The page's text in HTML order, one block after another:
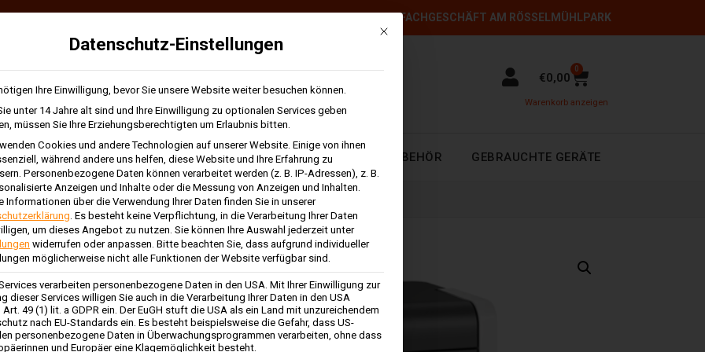
DAS FACHGESCHÄFT AM RÖSSELMÜHLPARK
€0,00
0
Warenkorb anzeigen
HERDE + HEIZGERÄTE WINTER REINIGUNGSBEDARF + ZUBEHÖR GEBRAUCHTE GERÄTE
Ofen Haas + Sohn Aqua Trento easy
+
Hier liegt sie
Mit diesem Button wird der Dialog geschlossen. Seine Funktionalität
Datenschutz-Einstellungen
Ihre Einwilligung, bevor Sie unsere Website weiter besuchen können.
unter 14 Jahre alt sind und Ihre Einwilligung zu optionalen Services geben
müssen Sie Ihre Erziehungsberechtigten um Erlaubnis bitten.
Cookies und andere Technologien auf unserer Website. Einige von ihnen
während andere uns helfen, diese Website und Ihre Erfahrung zu
Personenbezogene Daten können verarbeitet werden (z. B. IP-Adressen), z. B.
Anzeigen und Inhalte oder die Messung von Anzeigen und Inhalten.
Informationen über die Verwendung Ihrer Daten finden Sie in unserer
. Es besteht keine Verpflichtung, in die Verarbeitung Ihrer Daten
um dieses Angebot zu nutzen. Sie können Ihre Auswahl jederzeit unter
widerrufen oder anpassen. Bitte beachten Sie, dass aufgrund individueller
möglicherweise nicht alle Funktionen der Website verfügbar sind.
verarbeiten personenbezogene Daten in den USA. Mit Ihrer Einwilligung zur
dieser Services willigen Sie auch in die Verarbeitung Ihrer Daten in den USA
49 (1) lit. a GDPR ein. Der EuGH stuft die USA als ein Land mit unzureichendem
nach EU-Standards ein. Es besteht beispielsweise die Gefahr, dass US-
personenbezogene Daten in Überwachungsprogrammen verarbeiten, ohne dass
und Europäer eine Klagemöglichkeit besteht.